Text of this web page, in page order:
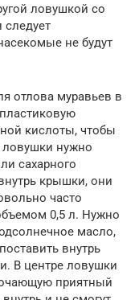
ловушкой со
не будут
отлова муравьев в
кислоты, чтобы
нужно
сахарного
крышки, они
часто
0,5 л. Нужно
масло,
внутрь
В центре ловушки
приятный